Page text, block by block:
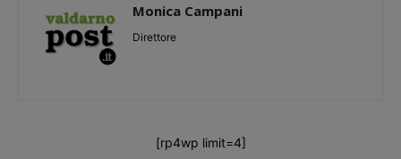
Monica Campani
Direttore
[rp4wp limit=4]